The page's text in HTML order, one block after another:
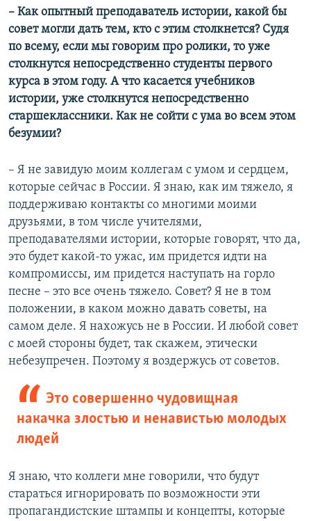
720p 1080p
720p
1080p
– Как опытный преподаватель истории, какой бы
совет могли дать тем, кто с этим столкнется? Судя
по всему, если мы говорим про ролики, то уже
столкнутся непосредственно студенты первого
курса в этом году. А что касается учебников
истории, уже столкнутся непосредственно
старшеклассники. Как не сойти с ума во всем этом
безумии?
– Я не завидую моим коллегам с умом и сердцем,
которые сейчас в России. Я знаю, как им тяжело, я
поддерживаю контакты со многими моими
друзьями, в том числе учителями,
преподавателями истории, которые говорят, что да,
это будет какой-то ужас, им придется идти на
компромиссы, им придется наступать на горло
песне – это все очень тяжело. Совет? Я не в том
положении, в каком можно давать советы, на
самом деле. Я нахожусь не в России. И любой совет
с моей стороны будет, так скажем, этически
небезупречен. Поэтому я воздержусь от советов.
Это совершенно чудовищная
накачка злостью и ненавистью молодых
людей
Я знаю, что коллеги мне говорили, что будут
стараться игнорировать по возможности эти
пропагандистские штампы и концепты, которые